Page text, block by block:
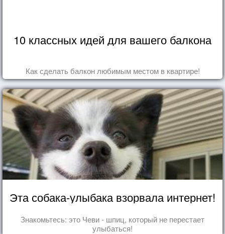
10 классных идей для вашего балкона
Как сделать балкон любимым местом в квартире!
Эта собака-улыбака взорвала интернет!
Знакомьтесь: это Чеви - шпиц, который не перестает
улыбаться!